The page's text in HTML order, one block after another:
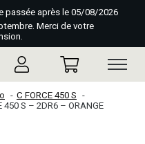
après le 05/08/2026
Merci de votre
C FORCE 450 S
S – 2DR6 – ORANGE